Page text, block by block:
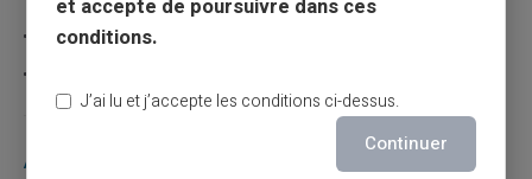
Carte prépayée
Articles récents
et accepte de poursuivre dans ces
conditions.
J’ai lu et j’accepte les conditions ci-dessus.
Continuer